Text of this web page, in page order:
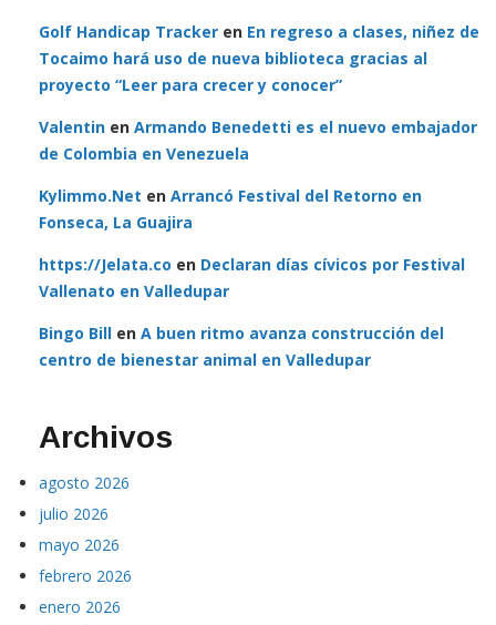
Golf Handicap Tracker en En regreso a clases, niñez de
Tocaimo hará uso de nueva biblioteca gracias al
proyecto “Leer para crecer y conocer”
Valentin en Armando Benedetti es el nuevo embajador
de Colombia en Venezuela
Kylimmo.Net en Arrancó Festival del Retorno en
Fonseca, La Guajira
https://Jelata.co en Declaran días cívicos por Festival
Vallenato en Valledupar
Bingo Bill en A buen ritmo avanza construcción del
centro de bienestar animal en Valledupar
Archivos
agosto 2026
julio 2026
mayo 2026
febrero 2026
enero 2026